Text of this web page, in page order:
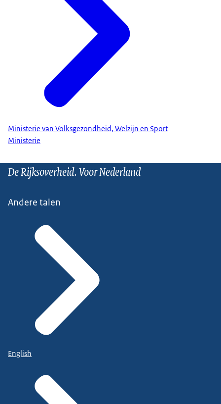
Ministerie van Volksgezondheid, Welzijn en Sport
Ministerie
De Rijksoverheid. Voor Nederland
Andere talen
English